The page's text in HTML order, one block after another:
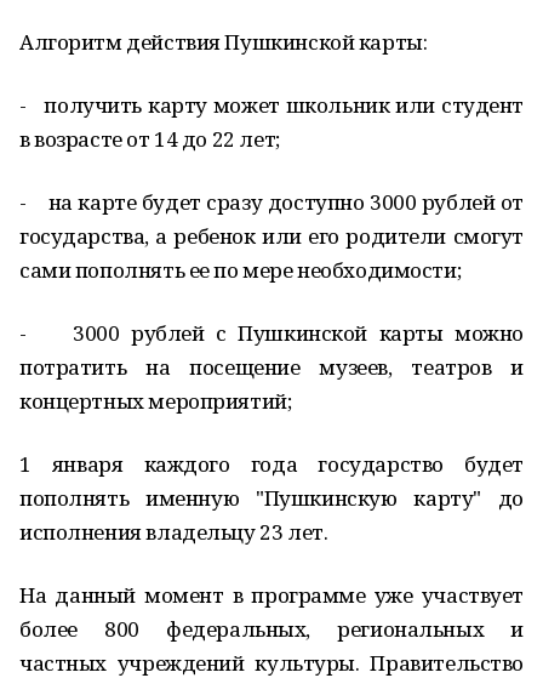
Алгоритм действия Пушкинской карты:
- получить карту может школьник или студент
в возрасте от 14 до 22 лет;
- на карте будет сразу доступно 3000 рублей от
государства, а ребенок или его родители смогут
сами пополнять ее по мере необходимости;
- 3000 рублей с Пушкинской карты можно
потратить на посещение музеев, театров и
концертных мероприятий;
1 января каждого года государство будет
пополнять именную "Пушкинскую карту" до
исполнения владельцу 23 лет.
На данный момент в программе уже участвует
более 800 федеральных, региональных и
частных учреждений культуры. Правительство